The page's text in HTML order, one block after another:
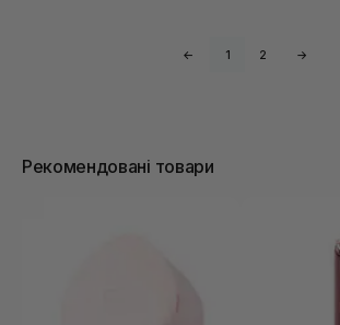
← 1 2 →
Рекомендовані товари